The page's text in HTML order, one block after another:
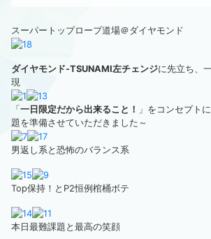
スーパートップロープ道場＠ダイヤモンド
ダイヤモンド-TSUNAMI左チェンジに先立ち、
現
「 一日限定だから出来ること！ 」をコンセプト
題を準備させていただきました～
男返し系と恐怖のバランス系
Top保持！とP2恒例棺桶ボテ
本日最難課題と最高の笑顔